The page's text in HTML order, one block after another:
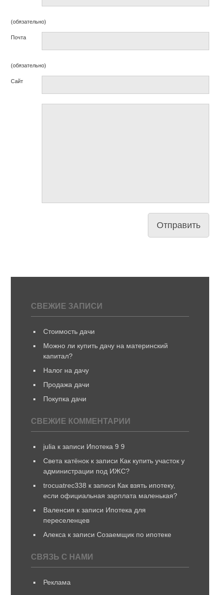
(обязательно)
Почта
(обязательно)
Сайт
СВЕЖИЕ ЗАПИСИ
Стоимость дачи
Можно ли купить дачу на материнский
капитал?
Налог на дачу
Продажа дачи
Покупка дачи
СВЕЖИЕ КОММЕНТАРИИ
juliaк записи Ипотека 9 9
Света катёнокк записи Как купить участок у
администрации под ИЖС?
trocuatrec338 к записи Как взять ипотеку,
если официальная зарплата маленькая?
Валенсия к записи Ипотека для
переселенцев
Алексак записи Созаемщик по ипотеке
СВЯЗЬ С НАМИ
Реклама